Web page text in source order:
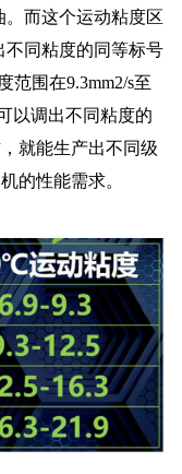
。而这个运动粘度区
不同粘度的同等标号
范围在9.3mm2/s至
以调出不同粘度的
就能生产出不同级
的性能需求。